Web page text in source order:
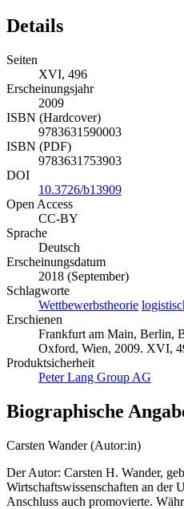
Details
Seiten
XVI, 496
Erscheinungsjahr
2009
ISBN (Hardcover)
9783631590003
ISBN (PDF)
9783631753903
DOI
10.3726/b13909
Open Access
CC-BY
Sprache
Deutsch
Erscheinungsdatum
2018 (September)
Schlagworte
Wettbewerbstheorie
Erschienen
Frankfurt am Main, Berlin,
Oxford, Wien, 2009. XVI,
Produktsicherheit
Peter Lang Group AG
Biographische
Carsten Wander (Autor:in)
Der Autor: Carsten H. Wander,
Wirtschaftswissenschaften an der
Anschluss auch promovierte.